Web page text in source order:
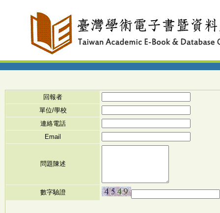
回報者
單位/學校
連絡電話
Email
問題陳述
數字驗證